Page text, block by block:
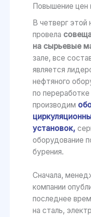
Повышение цен
В четверг этой
провела
на сырьевые
зале, все
является
нефтяного
по
производим
установок,
оборудование
бурения.
Сначала,
компании
последнее
на сталь,